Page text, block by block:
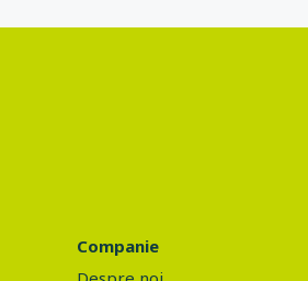
Companie